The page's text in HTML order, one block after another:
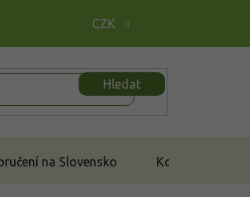
CZK
Hledat
na Slovensko Kontakt